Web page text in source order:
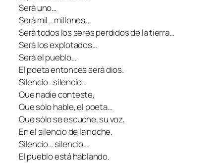
Será uno…
Será mil… millones…
Será todos los seres perdidos de la tierra…
Será los explotados…
Será el pueblo…
El poeta entonces será dios.
Silencio…silencio…
Que nadie conteste,
Que sólo hable, el poeta…
Que sólo se escuche, su voz,
En el silencio de la noche.
Silencio… silencio…
El pueblo está hablando.